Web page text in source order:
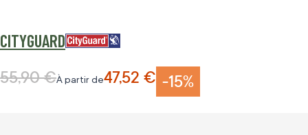
CITYGUARD
-15%
À partir de47,52 €
Prix normal
55,90 €